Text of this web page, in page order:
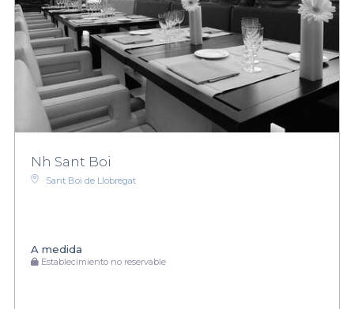
Nh Sant Boi
Sant Boi de Llobregat
A medida
Establecimiento no reservable